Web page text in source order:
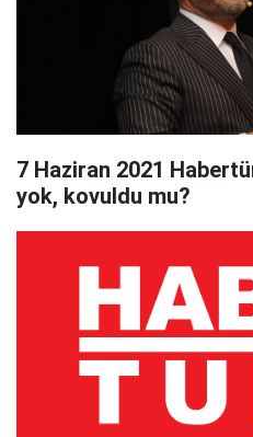
7 Haziran 2021
yok, kovuldu mu?